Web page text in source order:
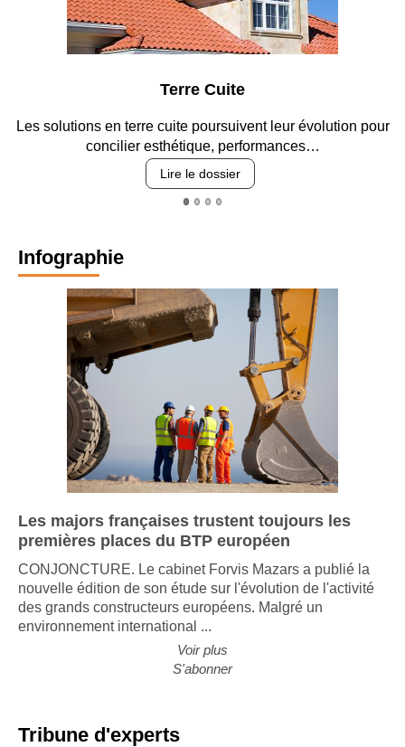
poursuivent leur évolution pour
performances…
Entre circulation,
Infographie
Les majors françaises trustent toujours les
premières places du BTP européen
CONJONCTURE. Le cabinet Forvis Mazars a publié la
nouvelle édition de son étude sur l'évolution de l'activité
des grands constructeurs européens. Malgré un
environnement international ...
Voir plus
S'abonner
Tribune d'experts